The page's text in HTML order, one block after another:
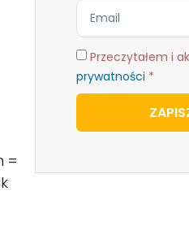
=
Przeczytałem i
prywatności *